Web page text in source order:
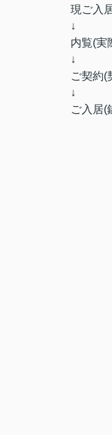
現ご入
↓
内覧(実
↓
ご契約(
↓
ご入居(